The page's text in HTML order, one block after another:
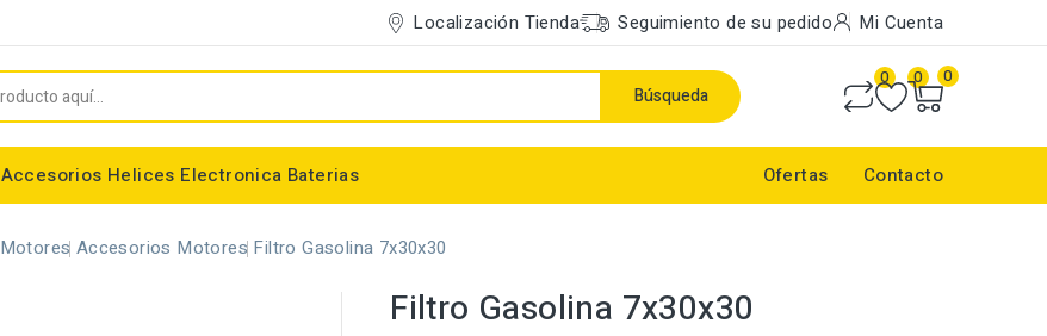
Localización Tienda Seguimiento de su pedido Mi Cuenta
Búsqueda
0 0 0
Accesorios Helices Electronica Baterias Ofertas Contacto
Motores Accesorios Motores Filtro Gasolina 7x30x30
Filtro Gasolina 7x30x30